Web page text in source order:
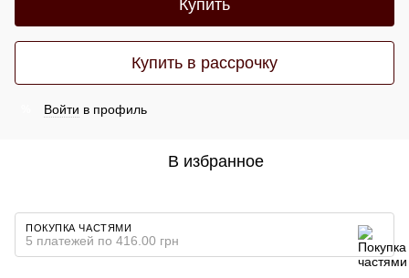
Купить
Купить в рассрочку
Войти в профиль
В избранное
ПОКУПКА ЧАСТЯМИ
5 платежей по 416.00 грн